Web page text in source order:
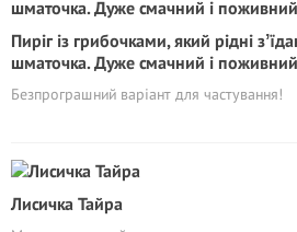
Пиріг із грибочками, який рідні
шматочка. Дуже смачний і поживний
Безпрограшний варіант для частування!
Лисичка Тайра